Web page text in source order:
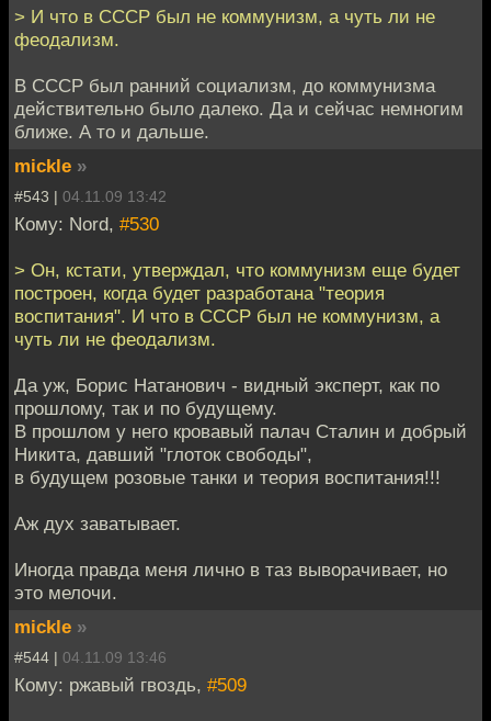
> И что в СССР был не коммунизм, а чуть ли не
феодализм.
В СССР был ранний социализм, до коммунизма
действительно было далеко. Да и сейчас немногим
ближе. А то и дальше.
mickle »
#543 | 04.11.09 13:42
Кому: Nord, #530
> Он, кстати, утверждал, что коммунизм еще будет
построен, когда будет разработана "теория
воспитания". И что в СССР был не коммунизм, а
чуть ли не феодализм.
Да уж, Борис Натанович - видный эксперт, как по
прошлому, так и по будущему.
В прошлом у него кровавый палач Сталин и добрый
Никита, давший "глоток свободы",
в будущем розовые танки и теория воспитания!!!
Аж дух заватывает.
Иногда правда меня лично в таз выворачивает, но
это мелочи.
mickle »
#544 | 04.11.09 13:46
Кому: ржавый гвоздь, #509